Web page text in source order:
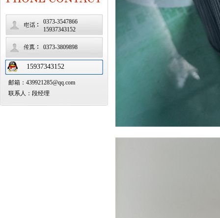
0373-3547866
15937343152
0373-3809898
15937343152
邮箱：439921285@qq.com
联系人：段经理